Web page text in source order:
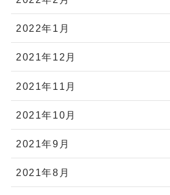
2022年1月
2021年12月
2021年11月
2021年10月
2021年9月
2021年8月